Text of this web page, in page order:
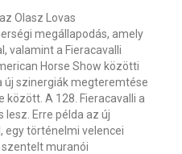
Olasz Lovas
megállapodás, amely
valamint a Fieracavalli
Horse Show közötti
új szinergiák megteremtése
A 128. Fieracavalli a
lesz. Erre példa az új
egy történelmi velencei
muranói